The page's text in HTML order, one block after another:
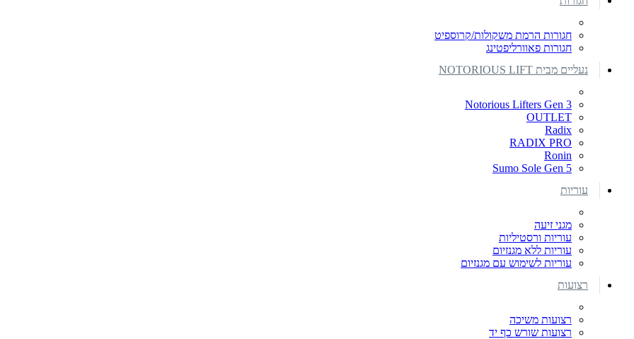
חגורות הרמת משקולות/קרוספיט
חגורות פאוורליפטינג
נעליים מבית NOTORIOUS LIFT
Notorious Lifters Gen 3
OUTLET
Radix
RADIX PRO
Ronin
Sumo Sole Gen 5
עוריות
מגני זיעה
עוריות ורסטיליות
עוריות ללא מגנזיום
עוריות לשימוש עם מגנזיום
רצועות
רצועות משיכה
רצועות שורש כף יד